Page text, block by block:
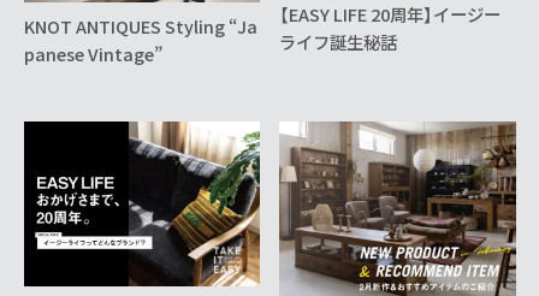
KNOT ANTIQUES Styling “Ja
panese Vintage”
【EASY LIFE 20周年】イージー
ライフ誕生秘話